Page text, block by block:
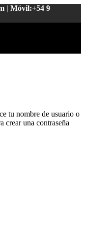
| Móvil:+54 9
tu nombre de usuario o
crear una contraseña